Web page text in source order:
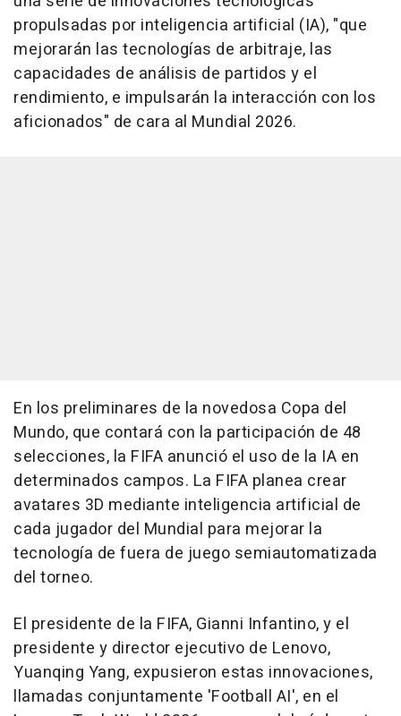
propulsadas por inteligencia artificial (IA), "que
mejorarán las tecnologías de arbitraje, las
capacidades de análisis de partidos y el
rendimiento, e impulsarán la interacción con los
aficionados" de cara al Mundial 2026.
En los preliminares de la novedosa Copa del
Mundo, que contará con la participación de 48
selecciones, la FIFA anunció el uso de la IA en
determinados campos. La FIFA planea crear
avatares 3D mediante inteligencia artificial de
cada jugador del Mundial para mejorar la
tecnología de fuera de juego semiautomatizada
del torneo.
El presidente de la FIFA, Gianni Infantino, y el
presidente y director ejecutivo de Lenovo,
Yuanqing Yang, expusieron estas innovaciones,
llamadas conjuntamente 'Football AI', en el